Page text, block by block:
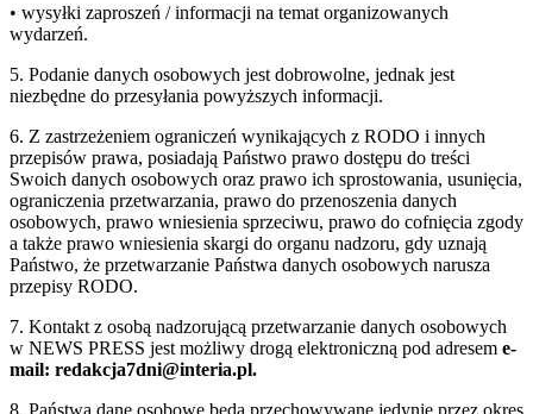
• wysyłki zaproszeń / informacji na temat organizowanych
wydarzeń.
5. Podanie danych osobowych jest dobrowolne, jednak jest
niezbędne do przesyłania powyższych informacji.
6. Z zastrzeżeniem ograniczeń wynikających z RODO i innych
przepisów prawa, posiadają Państwo prawo dostępu do treści
Swoich danych osobowych oraz prawo ich sprostowania, usunięcia,
ograniczenia przetwarzania, prawo do przenoszenia danych
osobowych, prawo wniesienia sprzeciwu, prawo do cofnięcia zgody
a także prawo wniesienia skargi do organu nadzoru, gdy uznają
Państwo, że przetwarzanie Państwa danych osobowych narusza
przepisy RODO.
7. Kontakt z osobą nadzorującą przetwarzanie danych osobowych
w NEWS PRESS jest możliwy drogą elektroniczną pod adresem e-
mail: redakcja7dni@interia.pl.
8. Państwa dane osobowe będą przechowywane jedynie przez okres